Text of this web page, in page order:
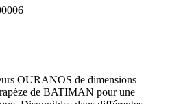
OURANOS de dimensions
de BATIMAN pour une